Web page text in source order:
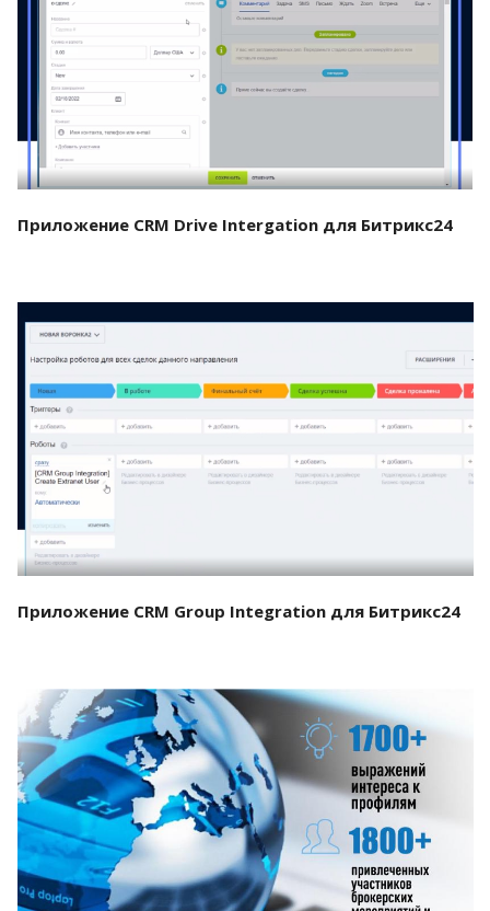
Смотреть проект
Приложение CRM Drive Intergation для Битрикс24
Смотреть проект
Приложение CRM Group Integration для Битрикс24
Смотреть проект